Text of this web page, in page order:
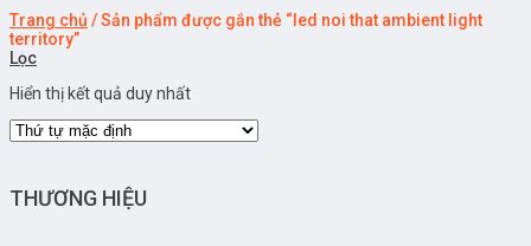
Trang chủ /Sản phẩm được gắn thẻ “led noi that ambient light
territory”
Lọc
Hiển thị kết quả duy nhất
THƯƠNG HIỆU